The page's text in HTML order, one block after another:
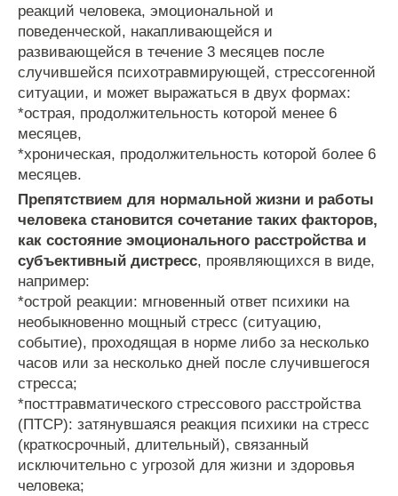
реакций человека, эмоциональной и
поведенческой, накапливающейся и
развивающейся в течение 3 месяцев после
случившейся психотравмирующей, стрессогенной
ситуации, и может выражаться в двух формах:
*острая, продолжительность которой менее 6
месяцев,
*хроническая, продолжительность которой более 6
месяцев.
Препятствием для нормальной жизни и работы
человека становится сочетание таких факторов,
как состояние эмоционального расстройства и
субъективный дистресс, проявляющихся в виде,
например:
*острой реакции: мгновенный ответ психики на
необыкновенно мощный стресс (ситуацию,
событие), проходящая в норме либо за несколько
часов или за несколько дней после случившегося
стресса;
*посттравматического стрессового расстройства
(ПТСР): затянувшаяся реакция психики на стресс
(краткосрочный, длительный), связанный
исключительно с угрозой для жизни и здоровья
человека;